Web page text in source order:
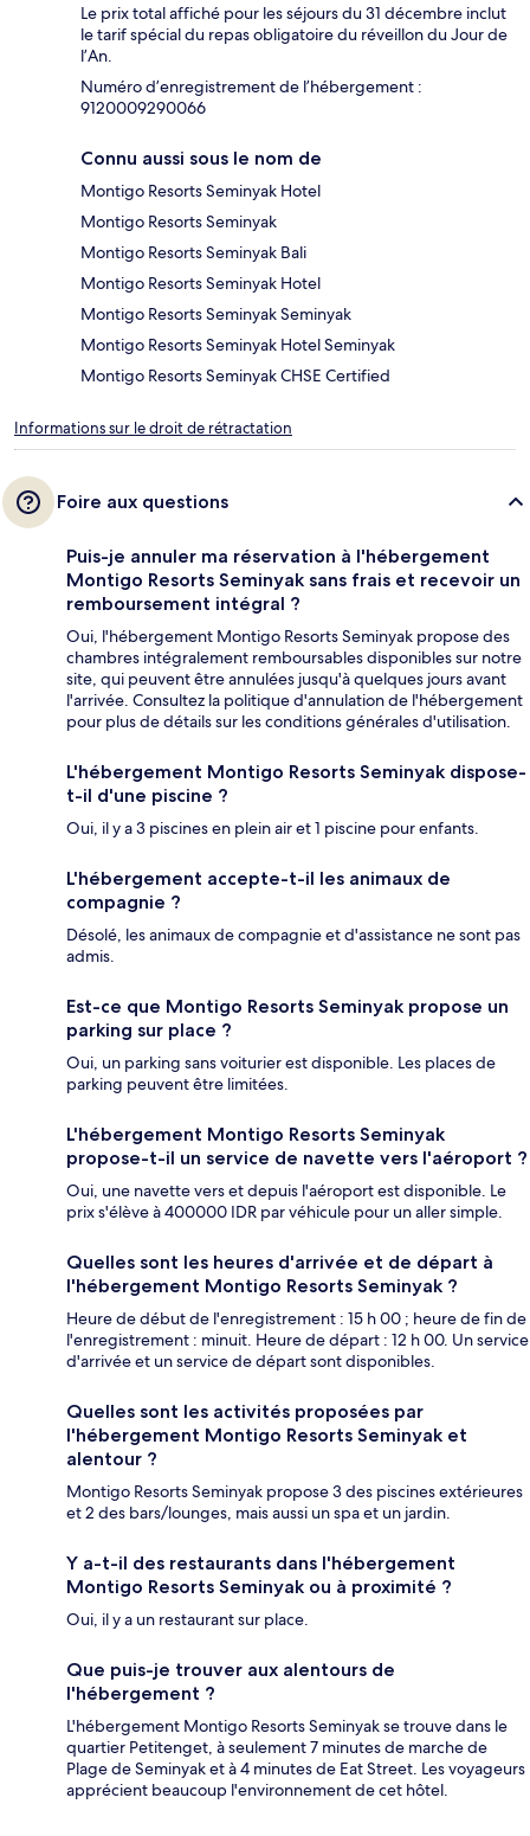
Le prix total affiché pour les séjours du 31 décembre inclut
le tarif spécial du repas obligatoire du réveillon du Jour de
l’An.
Numéro d’enregistrement de l’hébergement :
9120009290066
Connu aussi sous le nom de
Montigo Resorts Seminyak Hotel
Montigo Resorts Seminyak
Montigo Resorts Seminyak Bali
Montigo Resorts Seminyak Hotel
Montigo Resorts Seminyak Seminyak
Montigo Resorts Seminyak Hotel Seminyak
Montigo Resorts Seminyak CHSE Certified
Informations sur le droit de rétractation
Foire aux questions
Puis-je annuler ma réservation à l'hébergement
Montigo Resorts Seminyak sans frais et recevoir un
remboursement intégral ?
Oui, l'hébergement Montigo Resorts Seminyak propose des
chambres intégralement remboursables disponibles sur notre
site, qui peuvent être annulées jusqu'à quelques jours avant
l'arrivée. Consultez la politique d'annulation de l'hébergement
pour plus de détails sur les conditions générales d'utilisation.
L'hébergement Montigo Resorts Seminyak dispose-
t-il d'une piscine ?
Oui, il y a 3 piscines en plein air et 1 piscine pour enfants.
L'hébergement accepte-t-il les animaux de
compagnie ?
Désolé, les animaux de compagnie et d'assistance ne sont pas
admis.
Est-ce que Montigo Resorts Seminyak propose un
parking sur place ?
Oui, un parking sans voiturier est disponible. Les places de
parking peuvent être limitées.
L'hébergement Montigo Resorts Seminyak
propose-t-il un service de navette vers l'aéroport ?
Oui, une navette vers et depuis l'aéroport est disponible. Le
prix s'élève à 400000 IDR par véhicule pour un aller simple.
Quelles sont les heures d'arrivée et de départ à
l'hébergement Montigo Resorts Seminyak ?
Heure de début de l'enregistrement : 15 h 00 ; heure de fin de
l'enregistrement : minuit. Heure de départ : 12 h 00. Un service
d'arrivée et un service de départ sont disponibles.
Quelles sont les activités proposées par
l'hébergement Montigo Resorts Seminyak et
alentour ?
Montigo Resorts Seminyak propose 3 des piscines extérieures
et 2 des bars/lounges, mais aussi un spa et un jardin.
Y a-t-il des restaurants dans l'hébergement
Montigo Resorts Seminyak ou à proximité ?
Oui, il y a un restaurant sur place.
Que puis-je trouver aux alentours de
l'hébergement ?
L'hébergement Montigo Resorts Seminyak se trouve dans le
quartier Petitenget, à seulement 7 minutes de marche de
Plage de Seminyak et à 4 minutes de Eat Street. Les voyageurs
apprécient beaucoup l'environnement de cet hôtel.